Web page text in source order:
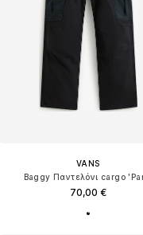
VANS
Baggy Παντελόνι cargo
70,00 €